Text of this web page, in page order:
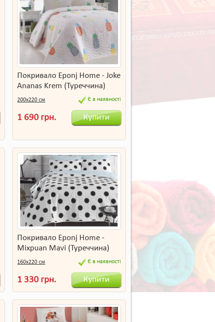
Покривало Eponj Home - Joke
Ananas Krem (Туреччина)
200х220 см Є в наявності
1 690 грн. Купити
Покривало Eponj Home -
Mixpuan Mavi (Туреччина)
160х220 см Є в наявності
1 330 грн. Купити